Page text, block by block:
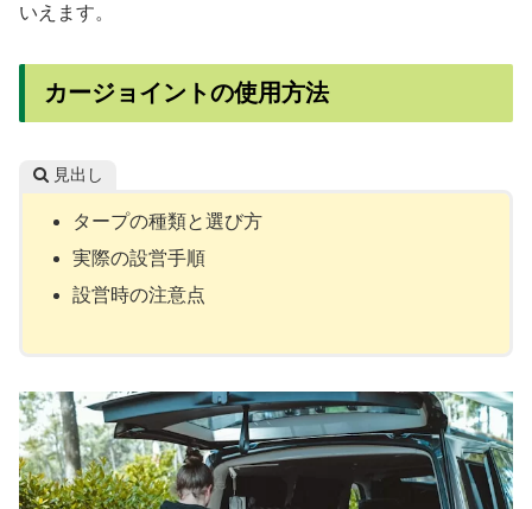
いえます。
カージョイントの使用方法
見出し
タープの種類と選び方
実際の設営手順
設営時の注意点